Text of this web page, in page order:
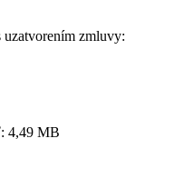
uzatvorením zmluvy:
4,49 MB